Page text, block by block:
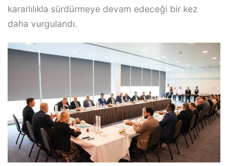
kararlılıkla sürdürmeye devam edeceği bir kez
daha vurgulandı.